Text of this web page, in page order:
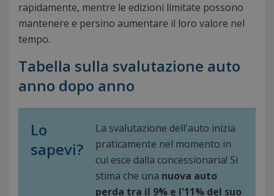
rapidamente, mentre le edizioni limitate possono
mantenere e persino aumentare il loro valore nel
tempo.
Tabella sulla svalutazione auto
anno dopo anno
Lo
sapevi?
La svalutazione dell'auto inizia
praticamente nel momento in
cui esce dalla concessionaria! Si
stima che una nuova auto
perda tra il 9% e l'11% del suo